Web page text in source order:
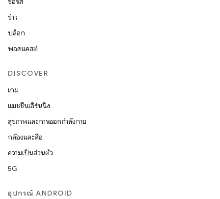
ข่าว
บล็อก
พอดแคสต์
DISCOVER
เกม
แมชชีนเลิร์นนิง
สุขภาพและการออกกำลังกาย
กล้องและสื่อ
ความเป็นส่วนตัว
5G
อุปกรณ์ ANDROID